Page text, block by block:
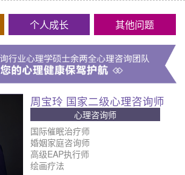
个人成长 其他问题
周宝玲 国家二级心理咨询师
心理咨询师
国际催眠治疗师
婚姻家庭咨询师
高级EAP执行师
绘画疗法